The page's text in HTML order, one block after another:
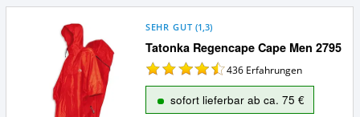
Tatonka Regencape Cape Men 2795
SEHR GUT (1,3)
436 Erfahrungen
sofort lieferbar ab ca. 75 €